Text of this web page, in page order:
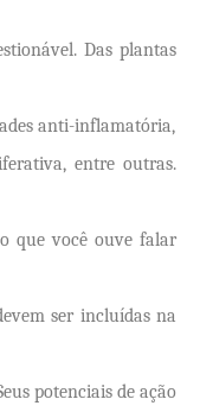
Das plantas
anti-inflamatória,
entre outras.
que você ouve falar
ser incluídas na
potenciais de ação